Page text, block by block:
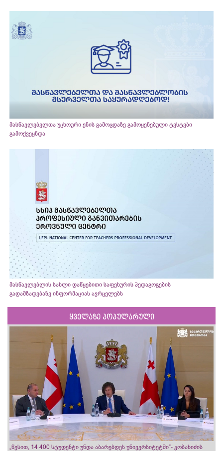
მასწავლებელთა უცხოური ენის გამოცდაზე გამოყენებული ტესტები
გამოქვეყნდა
მასწავლებლის სახლი დაწყებითი საფეხურის პედაგოგების
გადამზადებაზე ინფორმაციას ავრცელებს
ყველაზე პოპულარული
„წესით, 14 400 სტუდენტი უნდა აბარებდეს უნივერსიტეტში“- კობახიძის